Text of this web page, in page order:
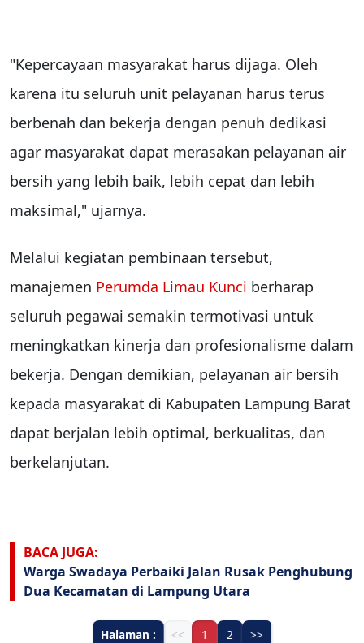
"Kepercayaan masyarakat harus dijaga. Oleh
karena itu seluruh unit pelayanan harus terus
berbenah dan bekerja dengan penuh dedikasi
agar masyarakat dapat merasakan pelayanan air
bersih yang lebih baik, lebih cepat dan lebih
maksimal," ujarnya.
Melalui kegiatan pembinaan tersebut,
manajemen Perumda Limau Kunci berharap
seluruh pegawai semakin termotivasi untuk
meningkatkan kinerja dan profesionalisme dalam
bekerja. Dengan demikian, pelayanan air bersih
kepada masyarakat di Kabupaten Lampung Barat
dapat berjalan lebih optimal, berkualitas, dan
berkelanjutan.
BACA JUGA:
Warga Swadaya Perbaiki Jalan Rusak Penghubung
Dua Kecamatan di Lampung Utara
Halaman : << 1 2 >>